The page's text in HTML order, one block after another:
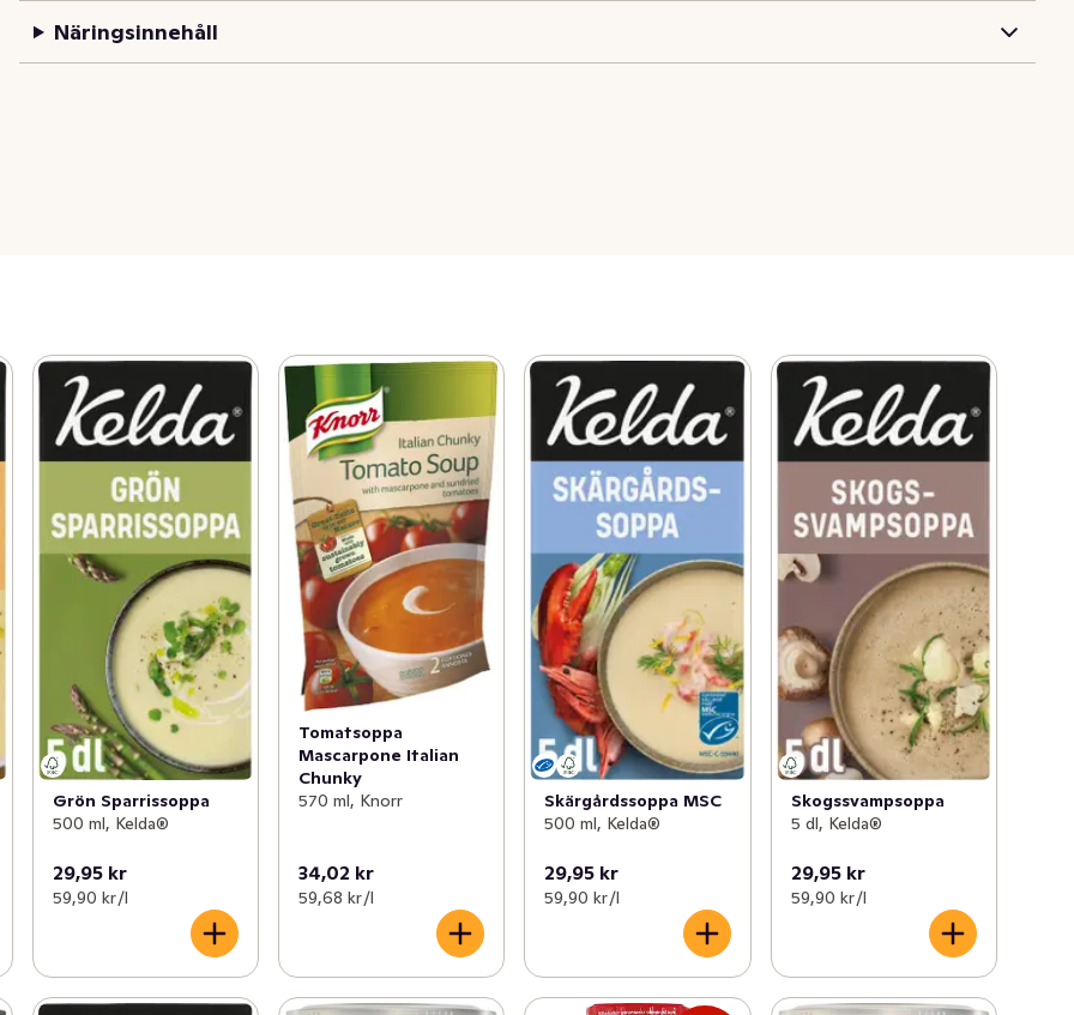
Näringsinnehåll
Grön Sparrissoppa
500 ml, Kelda®
29,95 kr
59,90 kr /l
Tomatsoppa
Mascarpone Italian
Chunky
570 ml, Knorr
34,02 kr
59,68 kr /l
Skärgårdssoppa MSC
500 ml, Kelda®
29,95 kr
59,90 kr /l
Skogssvampsoppa
5 dl, Kelda®
29,95 kr
59,90 kr /l